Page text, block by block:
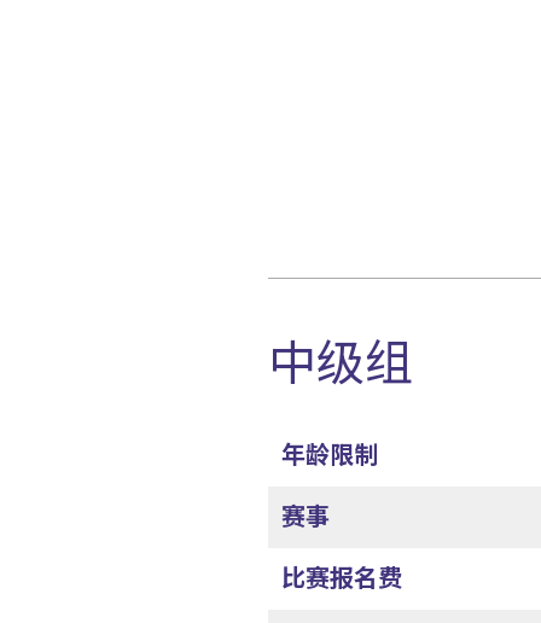
中级组
年龄限制
赛事
比赛报名费